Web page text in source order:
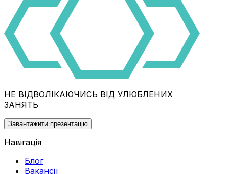
НЕ ВІДВОЛІКАЮЧИСЬ ВІД УЛЮБЛЕНИХ
ЗАНЯТЬ
Завантажити презентацію
Навігація
Блог
Вакансії